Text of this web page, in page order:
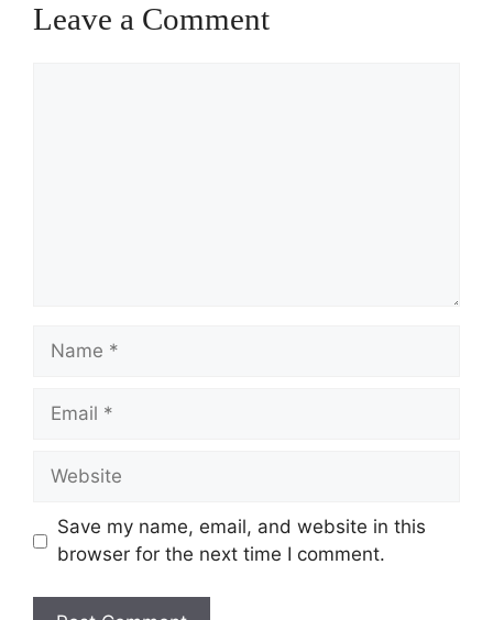
Leave a Comment
Name
Email
Website
Save my name, email, and website in this
browser for the next time I comment.